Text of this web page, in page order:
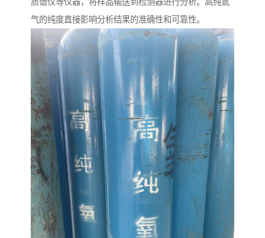
气的纯度直接影响分析结果的准确性和可靠性。